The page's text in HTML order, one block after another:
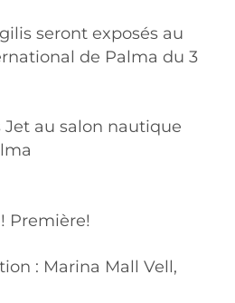
seront exposés au
de Palma du 3
au salon nautique
Première!
: Marina Mall Vell,